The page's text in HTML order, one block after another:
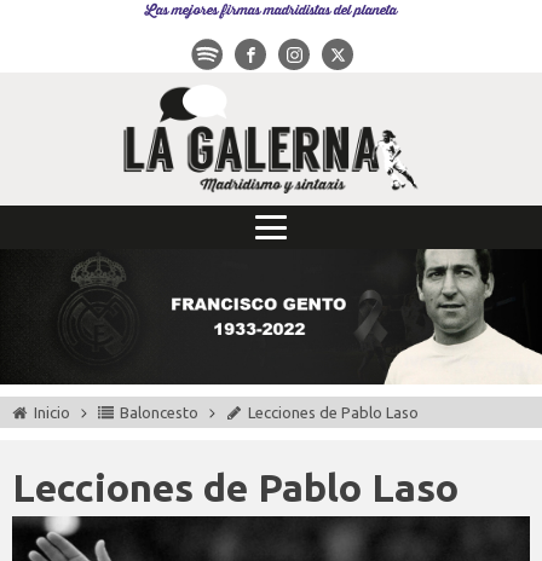
Las mejores firmas madridistas del planeta
Inicio Baloncesto Lecciones de Pablo Laso
Lecciones de Pablo Laso